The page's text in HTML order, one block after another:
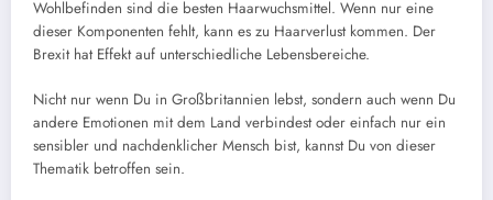
Wohlbefinden sind die besten Haarwuchsmittel. Wenn nur eine
dieser Komponenten fehlt, kann es zu Haarverlust kommen. Der
Brexit hat Effekt auf unterschiedliche Lebensbereiche.
Nicht nur wenn Du in Großbritannien lebst, sondern auch wenn Du
andere Emotionen mit dem Land verbindest oder einfach nur ein
sensibler und nachdenklicher Mensch bist, kannst Du von dieser
Thematik betroffen sein.